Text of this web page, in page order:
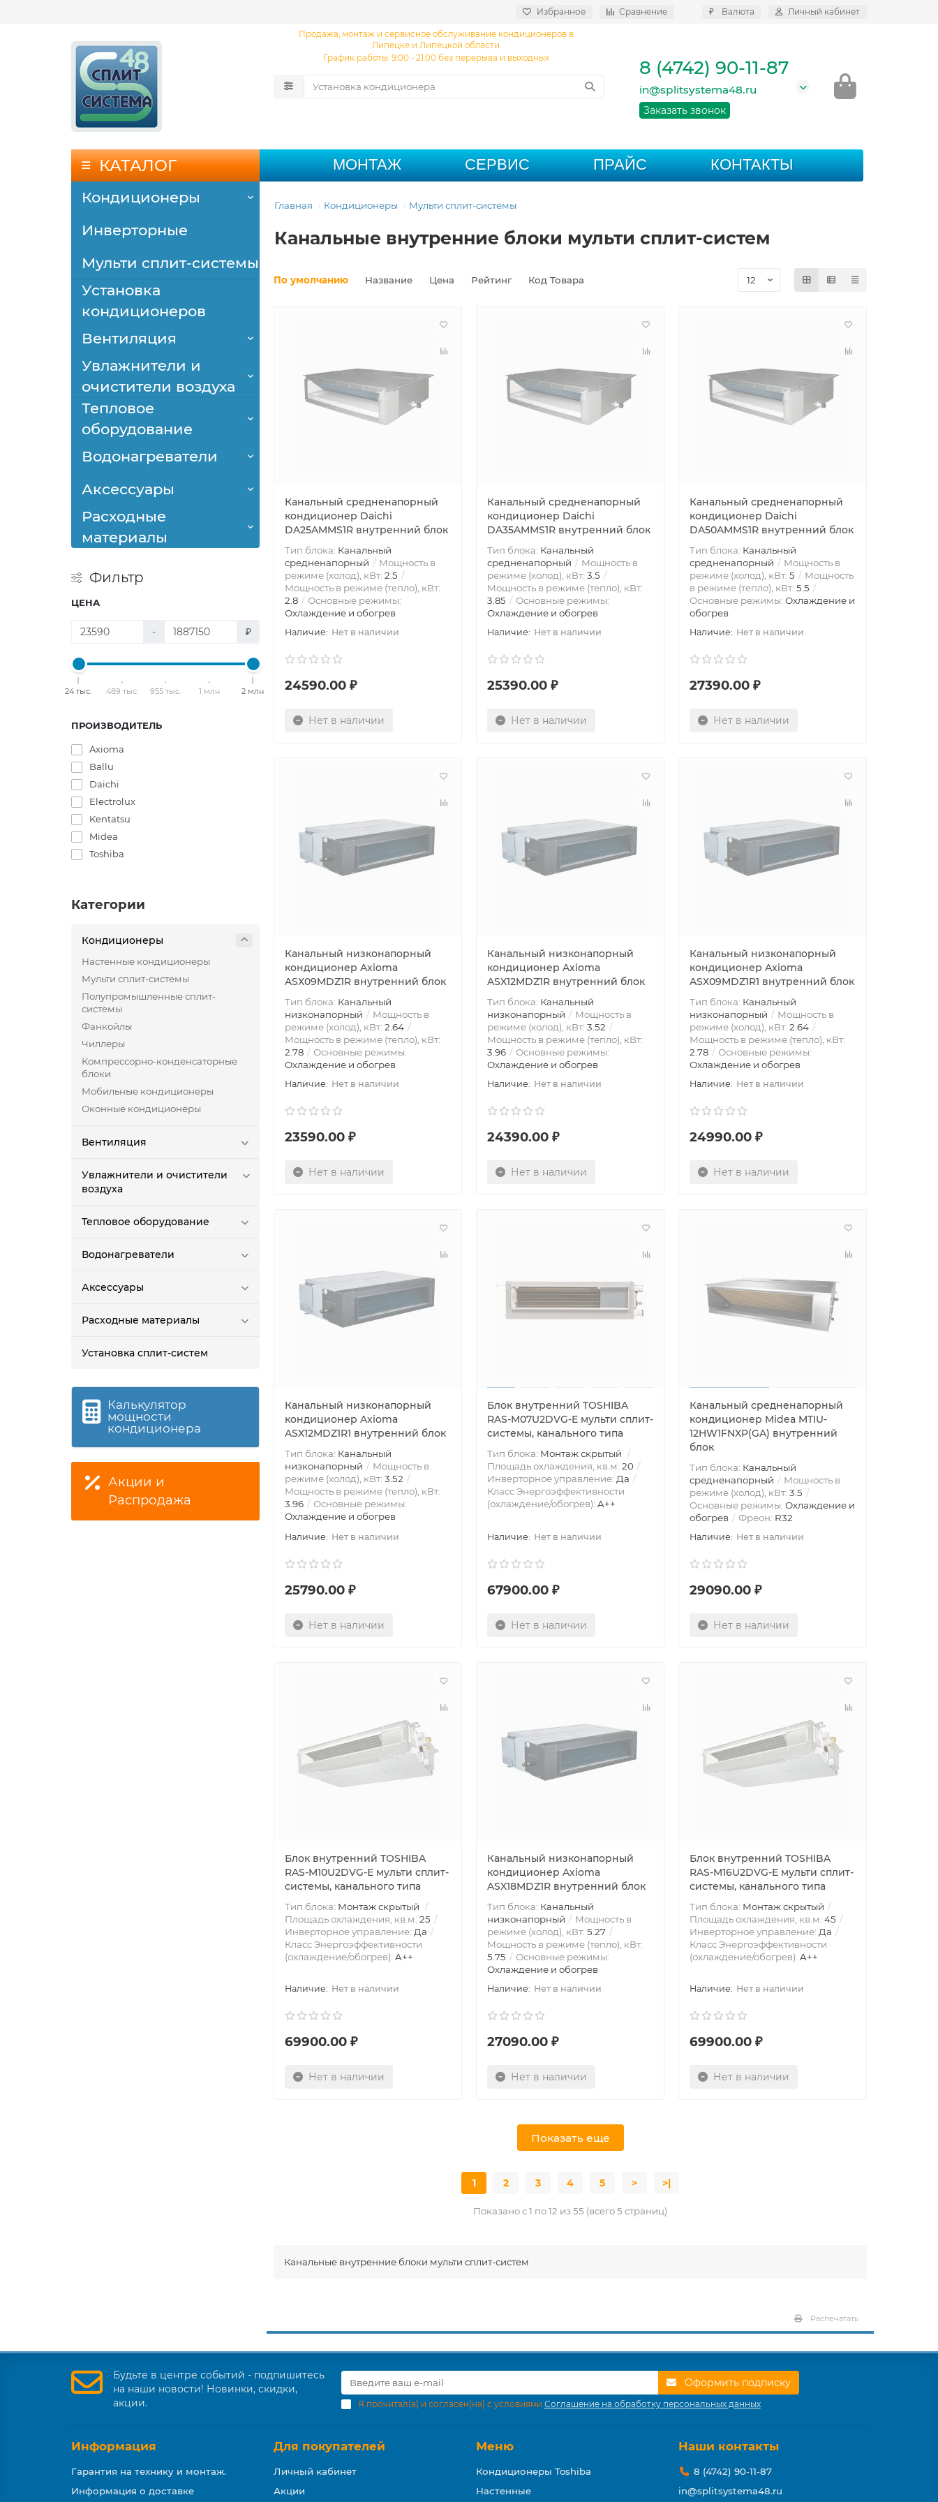
Избранное Сравнение ₽ Валюта Личный кабинет
Продажа, монтаж и сервисное обслуживание кондиционеров в
Липецке и Липецкой области
График работы: 9:00 - 21:00 без перерыва и выходных
8 (4742) 90-11-87
in@splitsystema48.ru
Заказать звонок
КАТАЛОГ
Кондиционеры
Инверторные
Мульти сплит-системы
Установка
кондиционеров
Вентиляция
Увлажнители и
очистители воздуха
Тепловое
оборудование
Водонагреватели
Аксессуары
Расходные
материалы
МОНТАЖ СЕРВИС ПРАЙС КОНТАКТЫ
Главная Кондиционеры Мульти сплит-системы
Канальные внутренние блоки мульти сплит-систем
Фильтр
ЦЕНА
- ₽
24 тыс. 489 тыс. 955 тыс. 1 млн 2 млн
ПРОИЗВОДИТЕЛЬ
Axioma
Ballu
Daichi
Electrolux
Kentatsu
Midea
Toshiba
Категории
Кондиционеры
Настенные кондиционеры
Мульти сплит-системы
Полупромышленные сплит-
системы
Фанкойлы
Чиллеры
Компрессорно-конденсаторные
блоки
Мобильные кондиционеры
Оконные кондиционеры
Вентиляция
Увлажнители и очистители
воздуха
Тепловое оборудование
Водонагреватели
Аксессуары
Расходные материалы
Установка сплит-систем
Калькулятор
мощности
кондиционера
Акции и
Распродажа
По умолчанию Название Цена Рейтинг Код Товара
Канальный средненапорный
кондиционер Daichi
DA25AMMS1R внутренний блок
Тип блока: Канальный
средненапорный
Мощность в
режиме (холод), кВт: 2.5
Мощность в режиме (тепло), кВт:
2.8
Основные режимы:
Охлаждение и обогрев
Нет в наличии
24590.00 ₽
Нет в наличии
Канальный средненапорный
кондиционер Daichi
DA35AMMS1R внутренний блок
Тип блока: Канальный
средненапорный
Мощность в
режиме (холод), кВт: 3.5
Мощность в режиме (тепло), кВт:
3.85
Основные режимы:
Охлаждение и обогрев
Нет в наличии
25390.00 ₽
Нет в наличии
Канальный средненапорный
кондиционер Daichi
DA50AMMS1R внутренний блок
Тип блока: Канальный
средненапорный
Мощность в
режиме (холод), кВт: 5
Мощность
в режиме (тепло), кВт: 5.5
Основные режимы: Охлаждение и
обогрев
Нет в наличии
27390.00 ₽
Нет в наличии
Канальный низконапорный
кондиционер Axioma
ASX09MDZ1R внутренний блок
Тип блока: Канальный
низконапорный
Мощность в
режиме (холод), кВт: 2.64
Мощность в режиме (тепло), кВт:
2.78
Основные режимы:
Охлаждение и обогрев
Нет в наличии
23590.00 ₽
Нет в наличии
Канальный низконапорный
кондиционер Axioma
ASX12MDZ1R внутренний блок
Тип блока: Канальный
низконапорный
Мощность в
режиме (холод), кВт: 3.52
Мощность в режиме (тепло), кВт:
3.96
Основные режимы:
Охлаждение и обогрев
Нет в наличии
24390.00 ₽
Нет в наличии
Канальный низконапорный
кондиционер Axioma
ASX09MDZ1R1 внутренний блок
Тип блока: Канальный
низконапорный
Мощность в
режиме (холод), кВт: 2.64
Мощность в режиме (тепло), кВт:
2.78
Основные режимы:
Охлаждение и обогрев
Нет в наличии
24990.00 ₽
Нет в наличии
Канальный низконапорный
кондиционер Axioma
ASX12MDZ1R1 внутренний блок
Тип блока: Канальный
низконапорный
Мощность в
режиме (холод), кВт: 3.52
Мощность в режиме (тепло), кВт:
3.96
Основные режимы:
Охлаждение и обогрев
Нет в наличии
25790.00 ₽
Нет в наличии
Блок внутренний TOSHIBA
RAS-M07U2DVG-E мульти сплит-
системы, канального типа
Тип блока: Монтаж скрытый
Площадь охлаждения, кв.м: 20
Инверторное управление: Да
Класс Энергоэффективности
(охлаждение/обогрев): A++
Нет в наличии
67900.00 ₽
Нет в наличии
Канальный средненапорный
кондиционер Midea MTIU-
12HW1FNXP(GA) внутренний
блок
Тип блока: Канальный
средненапорный
Мощность в
режиме (холод), кВт: 3.5
Основные режимы: Охлаждение и
обогрев
Фреон: R32
Нет в наличии
29090.00 ₽
Нет в наличии
Блок внутренний TOSHIBA
RAS-M10U2DVG-E мульти сплит-
системы, канального типа
Тип блока: Монтаж скрытый
Площадь охлаждения, кв.м: 25
Инверторное управление: Да
Класс Энергоэффективности
(охлаждение/обогрев): A++
Нет в наличии
69900.00 ₽
Нет в наличии
Канальный низконапорный
кондиционер Axioma
ASX18MDZ1R внутренний блок
Тип блока: Канальный
низконапорный
Мощность в
режиме (холод), кВт: 5.27
Мощность в режиме (тепло), кВт:
5.75
Основные режимы:
Охлаждение и обогрев
Нет в наличии
27090.00 ₽
Нет в наличии
Блок внутренний TOSHIBA
RAS-M16U2DVG-E мульти сплит-
системы, канального типа
Тип блока: Монтаж скрытый
Площадь охлаждения, кв.м: 45
Инверторное управление: Да
Класс Энергоэффективности
(охлаждение/обогрев): A++
Нет в наличии
69900.00 ₽
Нет в наличии
Показать еще
1 2 3 4 5 > >|
Показано с 1 по 12 из 55 (всего 5 страниц)
Канальные внутренние блоки мульти сплит-систем
Распечатать
Будьте в центре событий - подпишитесь
на наши новости! Новинки, скидки,
акции.
Оформить подписку
Я прочитал(а) и согласен(на) с условиями Соглашение на обработку персональных данных
Информация
Гарантия на технику и монтаж.
Информация о доставке
Для покупателей
Личный кабинет
Акции
Меню
Кондиционеры Toshiba
Настенные
Наши контакты
8 (4742) 90-11-87
in@splitsystema48.ru